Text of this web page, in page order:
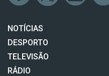
NOTÍCIAS
DESPORTO
TELEVISÃO
RÁDIO